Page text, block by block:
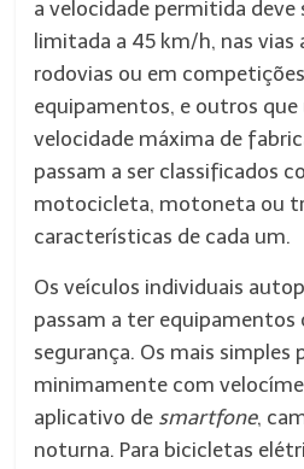
a velocidade permitida deve
limitada a 45 km/h, nas vias
rodovias ou em
equipamentos, e outros que
velocidade máxima de
passam a ser classificados
motocicleta, motoneta ou
características de cada um.
Os veículos individuais
passam a ter equipamentos
segurança. Os mais
minimamente com
aplicativo de smartfone,
noturna. Para bicicletas